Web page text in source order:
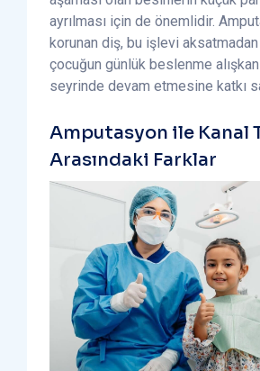
ayrılması için de önemlidir.
korunan diş, bu işlevi
çocuğun günlük beslenme
seyrinde devam etmesine katkı
Amputasyon ile Kanal
Arasındaki Farklar